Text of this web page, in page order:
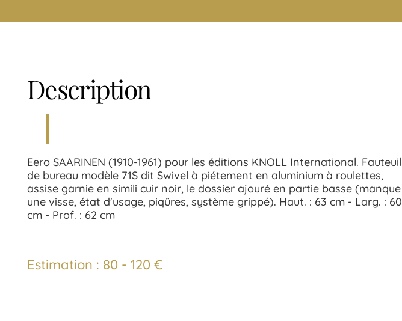
Description
Eero SAARINEN (1910-1961) pour les éditions KNOLL International. Fauteuil
de bureau modèle 71S dit Swivel à piétement en aluminium à roulettes,
assise garnie en simili cuir noir, le dossier ajouré en partie basse (manque
une visse, état d'usage, piqûres, système grippé). Haut. : 63 cm - Larg. : 60
cm - Prof. : 62 cm
Estimation : 80 - 120 €